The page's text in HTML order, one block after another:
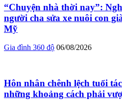
“Chuyện nhà thời nay”:
người cha sửa xe nuôi con
Mỹ
Gia đình 360 độ 06/08/2026
Hôn nhân chênh lệch tuổi
những khoảng cách phải